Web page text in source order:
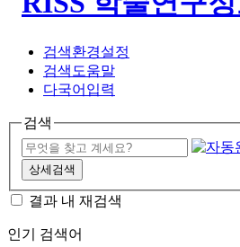
검색환경설정
검색도움말
다국어입력
검색
상세검색
결과 내 재검색
인기 검색어